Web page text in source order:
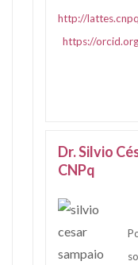
http://
https://
Dr. Silvio
CNPq